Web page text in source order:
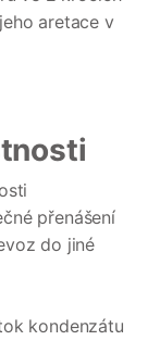
aretace v
přenášení
do jiné
kondenzátu